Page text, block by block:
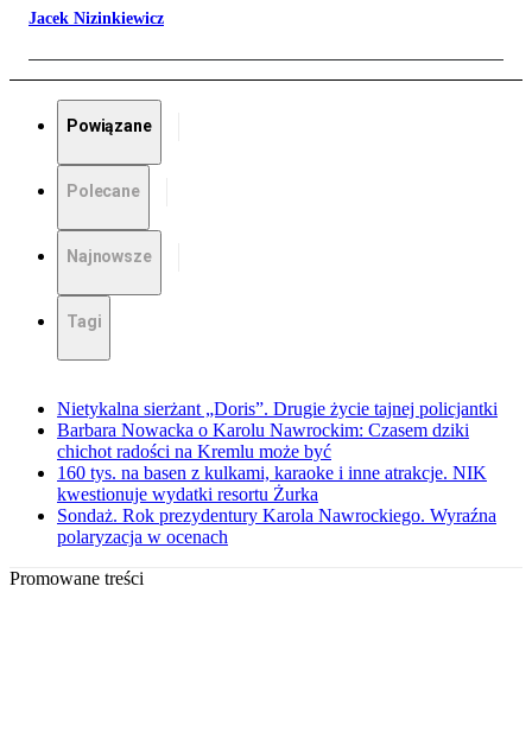
Jacek Nizinkiewicz
Powiązane
Polecane
Najnowsze
Tagi
Nietykalna sierżant „Doris”. Drugie życie tajnej policjantki
Barbara Nowacka o Karolu Nawrockim: Czasem dziki
chichot radości na Kremlu może być
160 tys. na basen z kulkami, karaoke i inne atrakcje. NIK
kwestionuje wydatki resortu Żurka
Sondaż. Rok prezydentury Karola Nawrockiego. Wyraźna
polaryzacja w ocenach
Promowane treści